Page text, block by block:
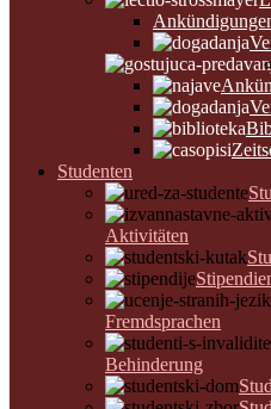
Studenten
Aktivitäten
Fremdsprachen
Behinderung